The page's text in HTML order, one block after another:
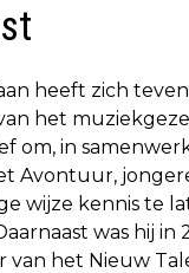
heeft zich
het
om, in
Avontuur,
wijze kennis te
was hij in
van het Nieuw